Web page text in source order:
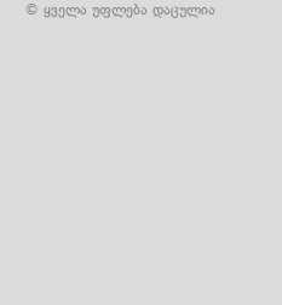
© ყველა უფლება დაცულია